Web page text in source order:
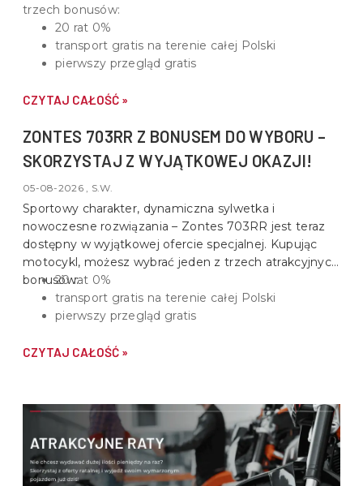
trzech bonusów:
20 rat 0%
transport gratis na terenie całej Polski
pierwszy przegląd gratis
CZYTAJ CAŁOŚĆ »
ZONTES 703RR Z BONUSEM DO WYBORU –
SKORZYSTAJ Z WYJĄTKOWEJ OKAZJI!
05-08-2026 , S.W.
Sportowy charakter, dynamiczna sylwetka i
nowoczesne rozwiązania – Zontes 703RR jest teraz
dostępny w wyjątkowej ofercie specjalnej. Kupując
motocykl, możesz wybrać jeden z trzech atrakcyjnych
bonusów:20 rat 0%
transport gratis na terenie całej Polski
pierwszy przegląd gratis
CZYTAJ CAŁOŚĆ »